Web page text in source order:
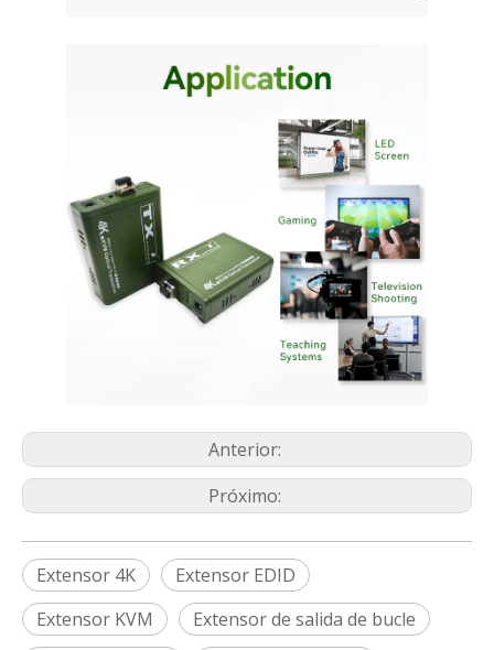
Anterior:
Próximo:
Extensor 4K
Extensor EDID
Extensor KVM
Extensor de salida de bucle